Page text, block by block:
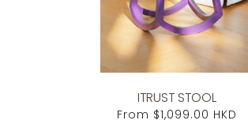
ITRUST STOOL
From $1,099.00 HKD